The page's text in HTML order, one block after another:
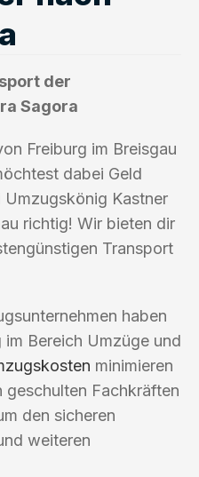
der
Sagora
Freiburg im Breisgau
dabei Geld
Umzugskönig Kastner
richtig! Wir bieten dir
Transport
haben
Bereich Umzüge und
minimieren
geschulten Fachkräften
den sicheren
weiteren